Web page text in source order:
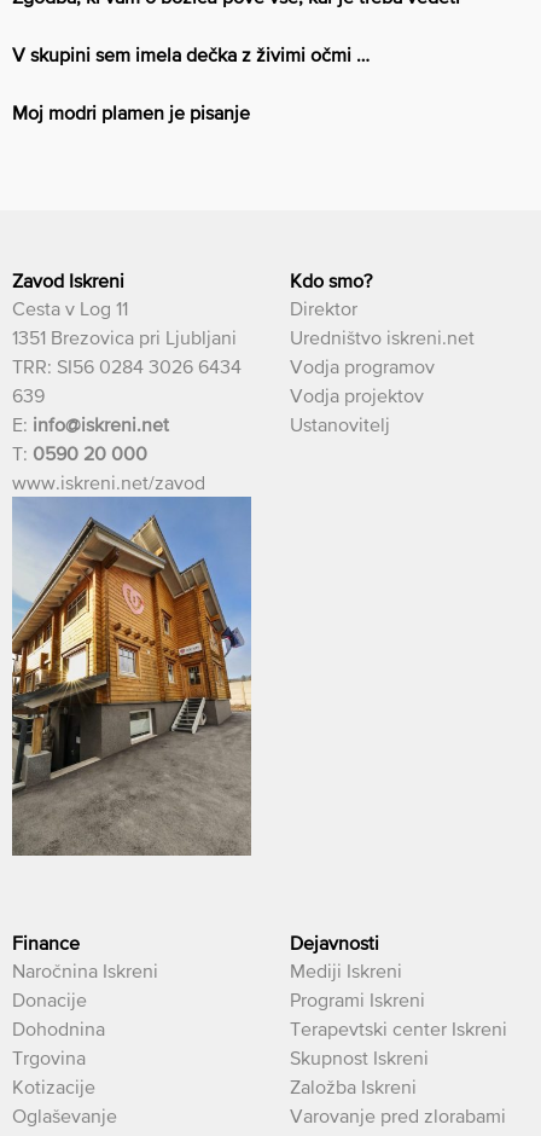
V skupini sem imela dečka z živimi očmi …
Moj modri plamen je pisanje
Zavod Iskreni
Cesta v Log 11
1351 Brezovica pri Ljubljani
TRR: SI56 0284 3026 6434
639
E: info@iskreni.net
T: 0590 20 000
www.iskreni.net/zavod
Kdo smo?
Direktor
Uredništvo iskreni.net
Vodja programov
Vodja projektov
Ustanovitelj
Finance
Naročnina Iskreni
Donacije
Dohodnina
Trgovina
Kotizacije
Oglaševanje
Dejavnosti
Mediji Iskreni
Programi Iskreni
Terapevtski center Iskreni
Skupnost Iskreni
Založba Iskreni
Varovanje pred zlorabami